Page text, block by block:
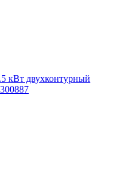
кВт двухконтурный